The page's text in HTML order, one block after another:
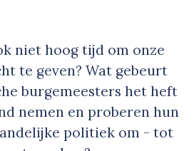
niet hoog tijd om onze
te geven? Wat gebeurt
burgemeesters het heft
nemen en proberen hun
politiek om - tot